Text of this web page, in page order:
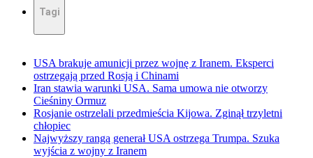
Tagi
USA brakuje amunicji przez wojnę z Iranem. Eksperci
ostrzegają przed Rosją i Chinami
Iran stawia warunki USA. Sama umowa nie otworzy
Cieśniny Ormuz
Rosjanie ostrzelali przedmieścia Kijowa. Zginął trzyletni
chłopiec
Najwyższy rangą generał USA ostrzega Trumpa. Szuka
wyjścia z wojny z Iranem